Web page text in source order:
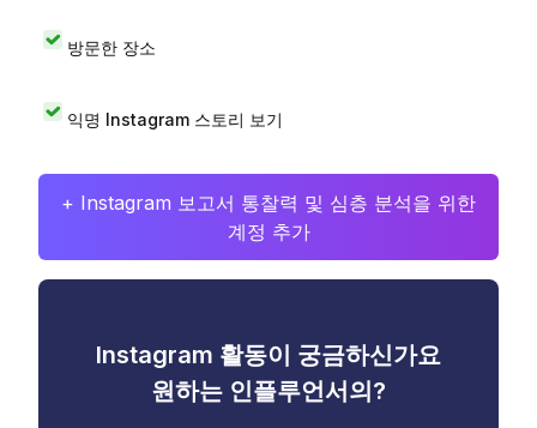
방문한 장소
익명 Instagram 스토리 보기
+ Instagram 보고서 통찰력 및 심층 분석을 위한
계정 추가
Instagram 활동이 궁금하신가요
원하는 인플루언서의?